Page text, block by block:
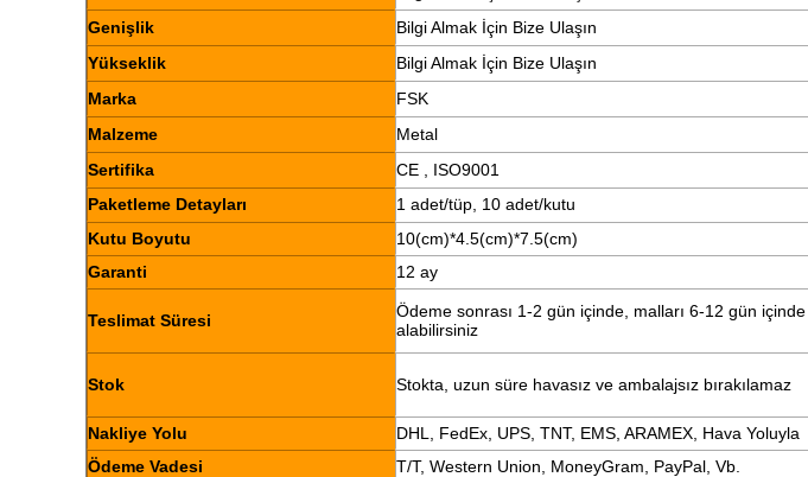
Genişlik
Bilgi Almak İçin Bize Ulaşın
Yükseklik
Bilgi Almak İçin Bize Ulaşın
Marka
FSK
Malzeme
Metal
Sertifika
CE , ISO9001
Paketleme Detayları
1 adet/tüp, 10 adet/kutu
Kutu Boyutu
10(cm)*4.5(cm)*7.5(cm)
Garanti
12 ay
Teslimat Süresi
Ödeme sonrası 1-2 gün içinde, malları 6-12 gün içinde
alabilirsiniz
Stok Stokta, uzun süre havasız ve ambalajsız bırakılamaz
Nakliye Yolu
DHL, FedEx, UPS, TNT, EMS, ARAMEX, Hava Yoluyla
Ödeme Vadesi
T/T, Western Union, MoneyGram, PayPal, Vb.